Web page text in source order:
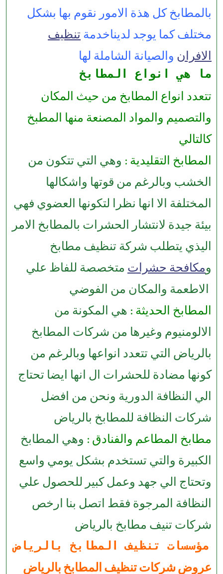
بالمطابخ كل هذة الامور نقوم بها بشكل
مختلف كما يوجد لديناخدمة تنظيف
الافران والصيانة الشاملة لها
ما هي انواع المطابخ
تتعدد انواع المطابخ من حيث المكان
والتصميم والمواد المصنعة منها المطبخ
كالتالي
المطابخ التقليدية : وهي التي تتكون من
الخشب وبالرغم من قوتها واشكالها
المختلفة الا انها نظرا لتكونها العضوي فهي
بيئة جيدة لانتشار الحشرات بالمطابخ الامر
اليذي يتطلب شركة تنظيف مطابخ
ومكافحة حشرات متخصصة للفاظ علي
المطابخ الحديثة : هي المكونة من
الالومنيوم وغيرها من شركات المطابخ
بالرياض التي تتعدد انواعها وبالرغم من
كونها مضادة للحشرات ال انها ايضا تحتاج
الي النظافة الدورية ونحن من افضل
شركات النظافة للمطابخ بالرياض
مطابخ المطاعم والفنادق : وهي المطابخ
الكبيرة والتي تستخدم بشكل يومي واسع
وتحتاج الي جهد وعمل كبير للحصول علي
النظافة المرجوة فقط اتصل بنا ارخص
شركات تنيف مطابخ بالرياض
مؤسسات تنظيف المطابخ بالرياض
عروض شركات تنظيف المطابخ بالرياض